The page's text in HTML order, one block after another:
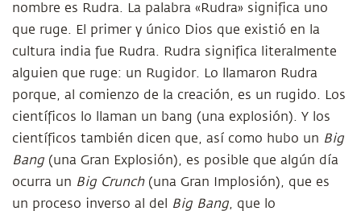
nombre es Rudra. La palabra «Rudra» significa uno
que ruge. El primer y único Dios que existió en la
cultura india fue Rudra. Rudra significa literalmente
alguien que ruge: un Rugidor. Lo llamaron Rudra
porque, al comienzo de la creación, es un rugido. Los
científicos lo llaman un bang (una explosión). Y los
científicos también dicen que, así como hubo un Big
Bang (una Gran Explosión), es posible que algún día
ocurra un Big Crunch(una Gran Implosión), que es
un proceso inverso al del
Big Bang, que lo